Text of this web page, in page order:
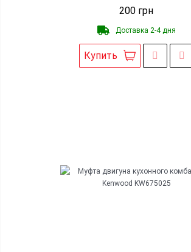
200 грн
Доставка 2-4 дня
Купить